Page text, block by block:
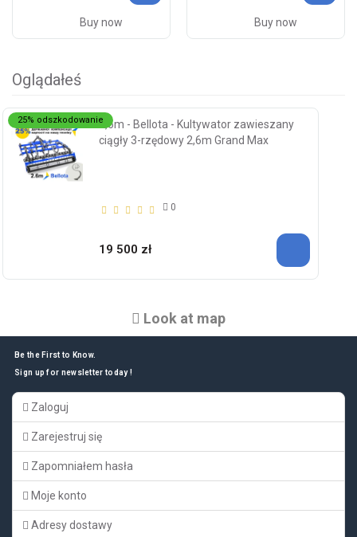
Buy now Buy now
Oglądałeś
25% odszkodowanie2,6m - Bellota - Kultywator zawieszany
ciągły 3-rzędowy 2,6m Grand Max
0
19 500 zł
Look at map
Be the First to Know.
Sign up for newsletter today !
Zaloguj
Zarejestruj się
Zapomniałem hasła
Moje konto
Adresy dostawy